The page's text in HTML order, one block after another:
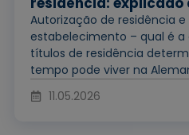
Autorização de residência
estabelecimento – qual é a
títulos de residência
tempo pode viver na
11.05.2026